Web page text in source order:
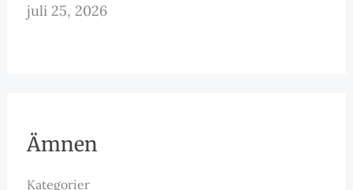
juli 25, 2026
Ämnen
Kategorier